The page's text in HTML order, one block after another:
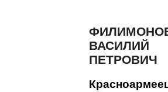
ВАСИЛИЙ
ПЕТРОВИЧ